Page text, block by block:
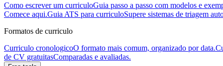
Como escrever um curriculoGuia passo a passo com modelos e
Comece aqui.Guia ATS para curriculoSupere sistemas de triagem
Formatos de curriculo
Curriculo cronologicoO formato mais comum, organizado por data.
de CV gratuitasComparadas e avaliadas.